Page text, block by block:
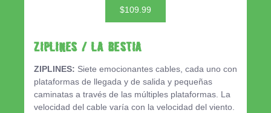
$109.99
ZIPLINES / LA BESTIA
ZIPLINES: Siete emocionantes cables, cada uno con
plataformas de llegada y de salida y pequeñas
caminatas a través de las múltiples plataformas. La
velocidad del cable varía con la velocidad del viento.